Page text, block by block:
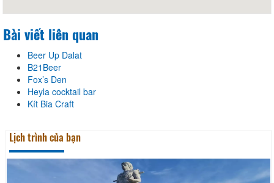
Bài viết liên quan
Beer Up Dalat
B21Beer
Fox’s Den
Heyla cocktail bar
Kít Bia Craft
Lịch trình của bạn